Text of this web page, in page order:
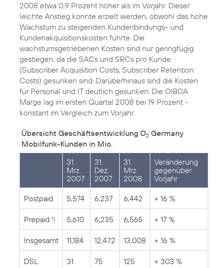
2008 etwa 0,9 Prozent höher als im Vorjahr. Dieser
leichte Anstieg konnte erzielt werden, obwohl das hohe
Wachstum zu steigenden Kundenbindungs- und
Kundenakquisitionskosten führte. Die
wachstumsgetriebenen Kosten sind nur geringfügig
gestiegen, da die SACs und SRCs pro Kunde
(Subscriber Acquisition Costs, Subscriber Retention
Costs) gesunken sind. Darüberhinaus sind die Kosten
für Personal und IT deutlich gesunken. Die OIBDA
Marge lag im ersten Quartal 2008 bei 19 Prozent -
konstant im Vergleich zum Vorjahr.
Übersicht Geschäftsentwicklung O2 Germany
Mobilfunk-Kunden in Mio.
31.
Mrz.
2007
31.
Dez.
2007
31.
Mrz.
2008
Veränderung
gegenüber
Vorjahr
Postpaid 5,574 6,237 6,442 + 16 %
Prepaid 1) 5,610 6,235 6,565 + 17 %
Insgesamt 11,184 12,472 13,008 + 16 %
DSL
31
75
125
+ 303 %